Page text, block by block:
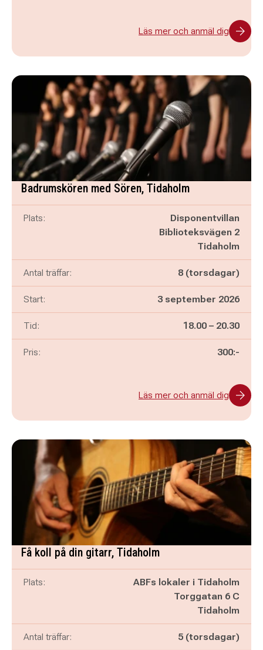
Läs mer och anmäl dig
Badrumskören med Sören, Tidaholm
Plats:
Disponentvillan
Biblioteksvägen 2
Tidaholm
Antal träffar: 8 (torsdagar)
Start: 3 september 2026
Tid: Pågår mellan
18.00 – och
20.30
Pris: 300:-
Läs mer och anmäl dig
Få koll på din gitarr, Tidaholm
Plats:
ABFs lokaler i Tidaholm
Torggatan 6 C
Tidaholm
Antal träffar: 5 (torsdagar)